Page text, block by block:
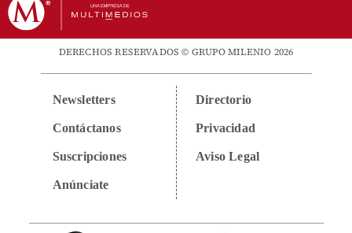
DERECHOS RESERVADOS © GRUPO MILENIO 2026
Newsletters
Contáctanos
Suscripciones
Anúnciate
Directorio
Privacidad
Aviso Legal